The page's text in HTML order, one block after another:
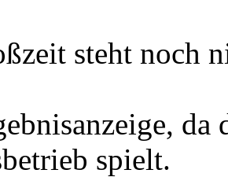
steht noch
spielt.